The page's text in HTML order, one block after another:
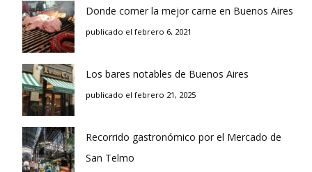
Donde comer la mejor carne en Buenos Aires
publicado el febrero 6, 2021
Los bares notables de Buenos Aires
publicado el febrero 21, 2025
Recorrido gastronómico por el Mercado de
San Telmo